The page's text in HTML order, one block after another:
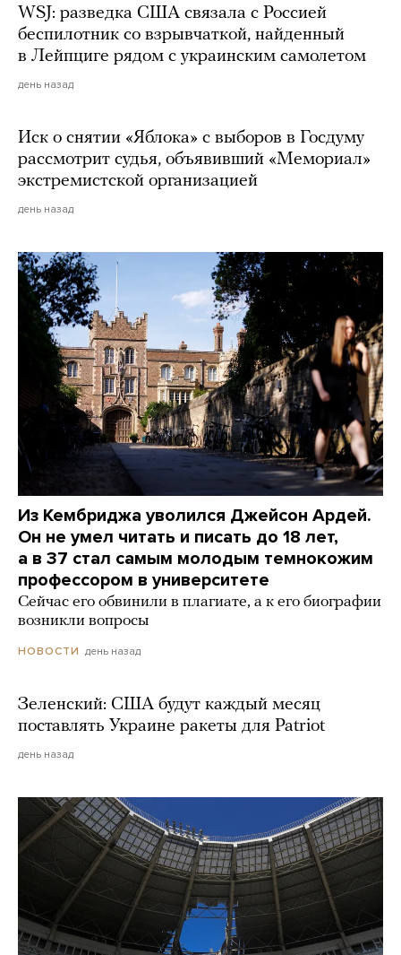
WSJ: разведка США связала с Россией
беспилотник со взрывчаткой, найденный
в Лейпциге рядом с украинским самолетом
день назад
Иск о снятии «Яблока» с выборов в Госдуму
рассмотрит судья, объявивший «Мемориал»
экстремистской организацией
день назад
Из Кембриджа уволился Джейсон Ардей.
Он не умел читать и писать до 18 лет,
а в 37 стал самым молодым темнокожим
профессором в университете
Сейчас его обвинили в плагиате, а к его биографии
возникли вопросы
НОВОСТИ день назад
Зеленский: США будут каждый месяц
поставлять Украине ракеты для Patriot
день назад